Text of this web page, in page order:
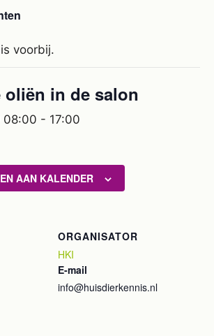
voorbij.
oliën in de salon
08:00 - 17:00
AAN KALENDER
ORGANISATOR
HKI
E-mail
info@huisdierkennis.nl